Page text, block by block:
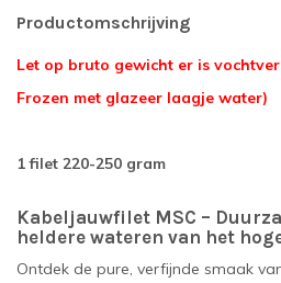
Productomschrijving
Let op bruto gewicht er is
Frozen met glazeer laagje water)
1 filet 220-250 gram
Kabeljauwfilet MSC –
heldere wateren van het
Ontdek de pure, verfijnde smaak